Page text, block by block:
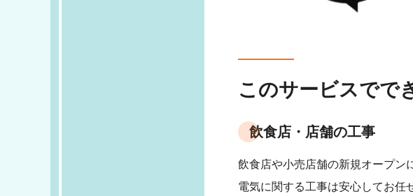
このサービスでで
飲食店・店舗の工事
飲食店や小売店舗の新規オープン
電気に関する工事は安心してお任